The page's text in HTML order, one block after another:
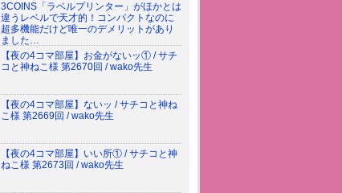
3COINS「ラベルプリンター」がほかとは
違うレベルで天才的！コンパクトなのに
超多機能だけど唯一のデメリットがあり
ました…
【夜の4コマ部屋】お金がないッ① / サチ
コと神ねこ様 第2670回 / wako先生
【夜の4コマ部屋】ないッ / サチコと神ね
こ様 第2669回 / wako先生
【夜の4コマ部屋】いい所① / サチコと神
ねこ様 第2673回 / wako先生